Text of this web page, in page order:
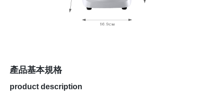
產品基本規格
product description